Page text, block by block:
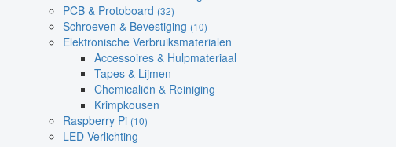
PCB & Protoboard (32)
Schroeven & Bevestiging (10)
Elektronische Verbruiksmaterialen
Accessoires & Hulpmateriaal
Tapes & Lijmen
Chemicaliën & Reiniging
Krimpkousen
Raspberry Pi (10)
LED Verlichting